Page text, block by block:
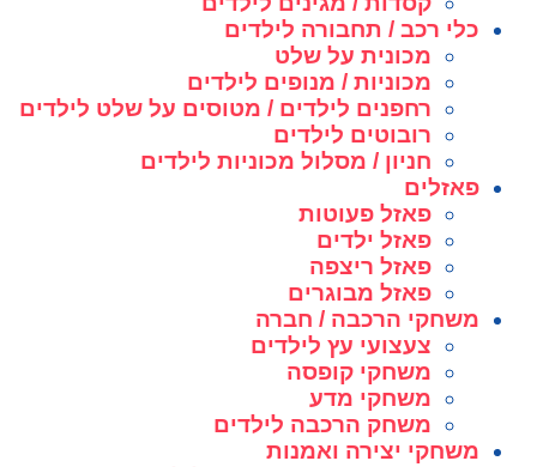
כלי רכב / תחבורה לילדים
מכונית על שלט
מכוניות / מנופים לילדים
רחפנים לילדים / מטוסים על שלט לילדים
רובוטים לילדים
חניון / מסלול מכוניות לילדים
פאזלים
פאזל פעוטות
פאזל ילדים
פאזל ריצפה
פאזל מבוגרים
משחקי הרכבה / חברה
צעצועי עץ לילדים
משחקי קופסה
משחקי מדע
משחק הרכבה לילדים
משחקי יצירה ואמנות